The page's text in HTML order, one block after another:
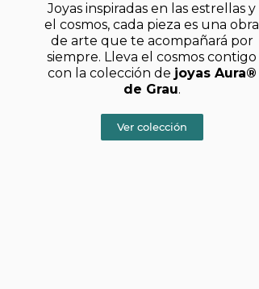
Joyas inspiradas en las estrellas y
el cosmos, cada pieza es una obra
de arte que te acompañará por
siempre. Lleva el cosmos contigo
con la colección de joyas Aura®
de Grau.
Ver colección